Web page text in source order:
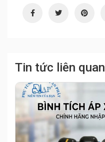
Tin tức liên quan